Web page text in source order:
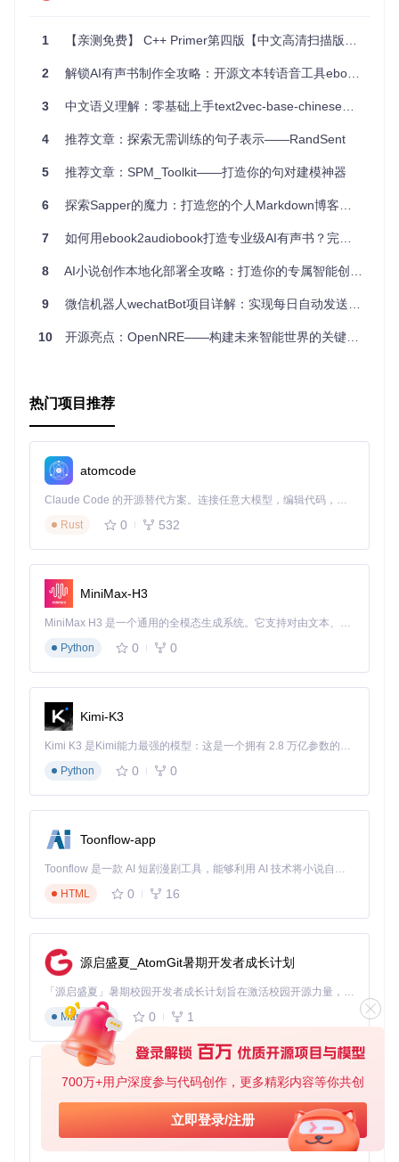
700万+用户深度参与代码创作，更多精彩内容等你共创
立即登录/注册
否匹配，提高问答系统的准确性。
机器翻译：模型可以帮助计算源语言和目标语言句子的相似
档或信息。
社交媒体监控 ：在情感分析中，模型可快速识别出用户的情
4、项目特点
灵活性：支持在不同数据集上训练，包括SICK、PPDB等，
适应多样化的任务需求。
易用性：提供示例脚本和详细说明，使得模型训练和使用过
程简单明了。
科研价值：基于知名学术论文的实现，为NLP研究者提供了
社区支持：作为开源项目，它鼓励社区参与，不断更新和完
善。
总的来说，iclr2016项目为构建强大的句向量模型提供了一
套强大的工具，无论你是研究者还是开发者，都能从中受益。
立即尝试，发掘更多可能！
1 【亲测免费】 C++ Primer第四版【中文高清扫描版】.pdf
2 解锁AI有声书制作全攻略：开源文本转语音工具ebook2audiobook深度评测
3 中文语义理解：零基础上手text2vec-base-chinese文本向量化模型
4 推荐文章：探索无需训练的句子表示——RandSent
5 推荐文章：SPM_Toolkit——打造你的句对建模神器
6 探索Sapper的魔力：打造您的个人Markdown博客——sapper-blog-template深入解析
7 如何用ebook2audiobook打造专业级AI有声书？完整指南
8 AI小说创作本地化部署全攻略：打造你的专属智能创作平台
9 微信机器人wechatBot项目详解：实现每日自动发送暖心消息
10 开源亮点：OpenNRE——构建未来智能世界的关键桥梁
热门项目推荐
atomcode
Claude Code 的开源替代方案。连接任意大模型，编辑代码，运行命令，自动验证 — 全自动执行。用 Rust 构建，极致性能。 ｜ An open-source alternative to Claude Code. Connect any LLM, edit code, run commands, and verify changes — autonomously. Built in Rust for speed. Get Started
Rust
0 532
MiniMax-H3
MiniMax H3 是一个通用的全模态生成系统。它支持对由文本、图像、视频和音频组成的多模态上下文进行统一理解，并能生成分辨率高达 2K、时长可达 15 秒的带原生立体声音频的视频。得益于面向任务泛化的系统设计，H3 在预训练阶段就已具备广泛的多模态上下文理解与生成能力，能够出色地执行复杂的多模态指令。
Python
0 0
Kimi-K3
Kimi K3 是Kimi能力最强的模型：这是一个拥有 2.8 万亿参数的混合专家（MoE）模型，具备原生视觉理解能力，并支持 100 万 token 的上下文窗口。
Python
0 0
Toonflow-app
Toonflow 是一款 AI 短剧漫剧工具，能够利用 AI 技术将小说自动转化为剧本，并结合 AI 生成的图片和视频，实现高效的短剧创作。借助 Toonflow，可以轻松完成从文字到影像的全流程，让短剧制作变得更加智能与便捷。
HTML
0 16
源启盛夏_AtomGit暑期开发者成长计划
「源启盛夏」暑期校园开发者成长计划旨在激活校园开源力量，通过积分激励、认证扶持、资源倾斜等形式，引导高校组织和开发者完成「入驻 — 建项目 — 做贡献 — 获认证 — 得资源」的完整闭环。无论你是想带领社团入驻平台的组织者，还是希望用代码贡献证明自己的开发者，都能在这里找到属于你的成长路径。
Markdown
0 1
AionUi
免费、本地、开源的 24/7 全天候 Cowork 应用，以及适用于 Gemini CLI、Claude Code、Codex、OpenCode、Qwen Code、Goose CLI、Auggie 等的 OpenClaw | 🌟 喜欢就点star吧
TypeScript
0 6